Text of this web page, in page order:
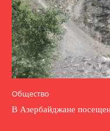
Общество
В Азербайджане